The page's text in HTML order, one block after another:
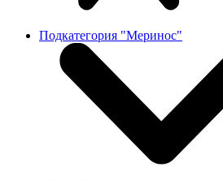
Подкатегория "Меринос"